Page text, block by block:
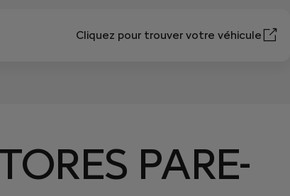
Cliquez pour trouver votre véhicule
PARE-